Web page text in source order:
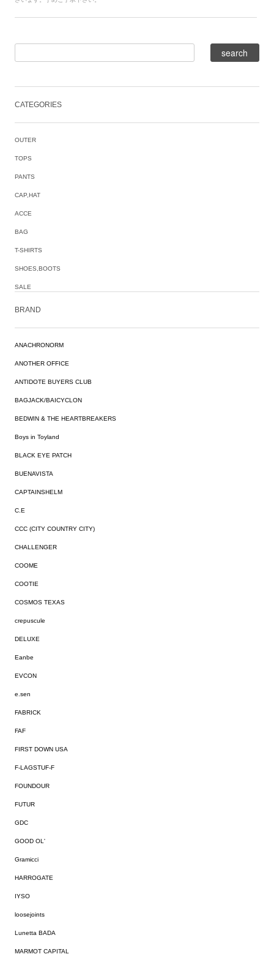
CATEGORIES
OUTER
TOPS
PANTS
CAP,HAT
ACCE
BAG
T-SHIRTS
SHOES,BOOTS
SALE
BRAND
ANACHRONORM
ANOTHER OFFICE
ANTIDOTE BUYERS CLUB
BAGJACK/BAICYCLON
BEDWIN & THE HEARTBREAKERS
Boys in Toyland
BLACK EYE PATCH
BUENAVISTA
CAPTAINSHELM
C.E
CCC (CITY COUNTRY CITY)
CHALLENGER
COOME
COOTIE
COSMOS TEXAS
crepuscule
DELUXE
Eanbe
EVCON
e.sen
FABRICK
FAF
FIRST DOWN USA
F-LAGSTUF-F
FOUNDOUR
FUTUR
GDC
GOOD OL'
Gramicci
HARROGATE
IYSO
loosejoints
Lunetta BADA
MARMOT CAPITAL